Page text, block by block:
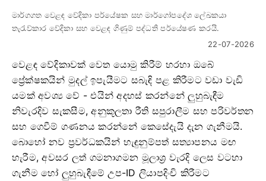
මාර්ගගත වෙළඳ වේදිකා පර්යේෂක සහ මාර්ගෝපදේශ ලේඛකයා
තැරැව්කාර වේදිකා සහ වෙළඳ ගිණුම් පද්ධති පර්යේෂණ කරයි.
22-07-2026
වෙළඳ වේදිකාවක් වෙත යොමු කිරීම් හරහා ඔබේ
ප්‍රේක්ෂකයින් මුදල් ඉපැයීමට සබැඳි පළ කිරීමට වඩා වැඩි
යමක් අවශ්‍ය වේ - එයින් අදහස් කරන්නේ ලුහුබැඳීම
නිවැරදිව සැකසීම, අනුකූලතා රීති සපුරාලීම සහ පරිවර්තන
සහ ගෙවීම් ගණනය කරන්නේ කෙසේදැයි දැන ගැනීමයි.
බොහෝ නව ප්‍රවර්ධකයින් හැඳුනුම්පත් සත්‍යාපනය මඟ
හැරීම, අවසර ලත් ගමනාගමන මූලාශ්‍ර වැරදි ලෙස වටහා
ගැනීම හෝ ලුහුබැඳීමේ උප-ID ලියාපදිංචි කිරීමට